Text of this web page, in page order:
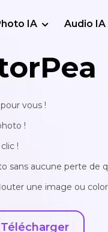
IA Audio IA
vous !
!
!
sans aucune perte de
une image ou
Télécharger